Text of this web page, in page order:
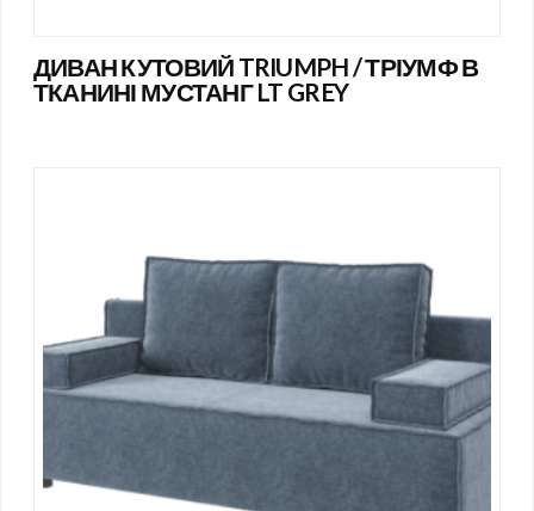
ДИВАН КУТОВИЙ TRIUMPH / ТРІУМФ В
ТКАНИНІ МУСТАНГ LT GREY